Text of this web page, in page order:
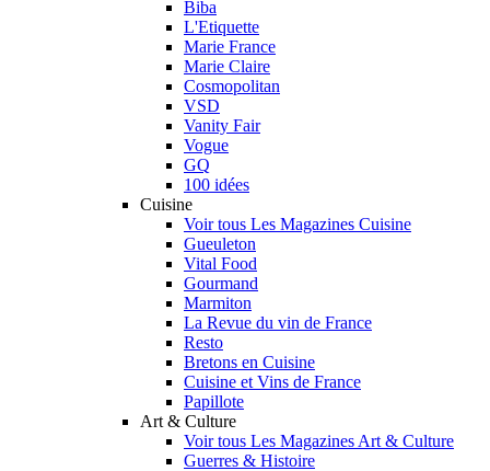
Biba
L'Etiquette
Marie France
Marie Claire
Cosmopolitan
VSD
Vanity Fair
Vogue
GQ
100 idées
Cuisine
Voir tous Les Magazines Cuisine
Gueuleton
Vital Food
Gourmand
Marmiton
La Revue du vin de France
Resto
Bretons en Cuisine
Cuisine et Vins de France
Papillote
Art & Culture
Voir tous Les Magazines Art & Culture
Guerres & Histoire